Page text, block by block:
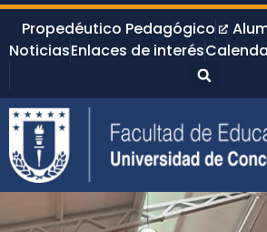
Propedéutico Pedagógico
NoticiasEnlaces de interés